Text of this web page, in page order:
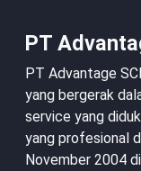
PT
PT Advantage
yang bergerak
service yang
yang profesional
November 2004